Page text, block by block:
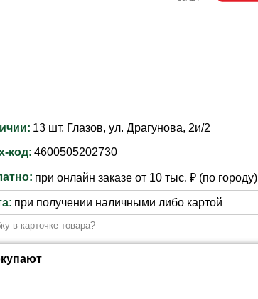
13 шт. Глазов, ул. Драгунова, 2и/2
код: 4600505202730
при онлайн заказе от 10 тыс. ₽ (по городу)
при получении наличными либо картой
в карточке товара?